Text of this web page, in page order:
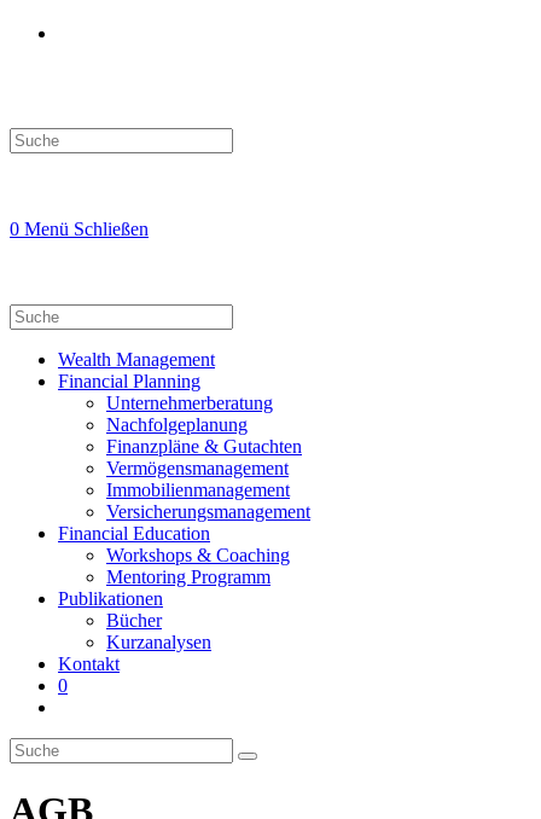
Search
this
0 Menü Schließen
Search
this
websiteWealth Management
Financial Planning
Unternehmerberatung
Nachfolgeplanung
Finanzpläne & Gutachten
Vermögensmanagement
Immobilienmanagement
Versicherungsmanagement
Financial Education
Workshops & Coaching
Mentoring Programm
Publikationen
Bücher
Kurzanalysen
Kontakt
0